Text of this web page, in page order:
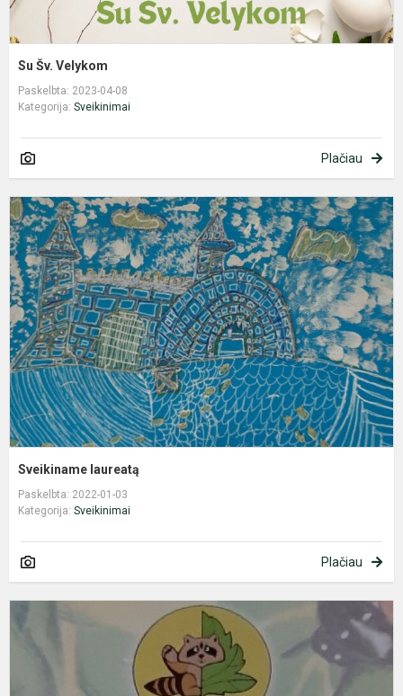
Su Šv. Velykom
Paskelbta: 2023-04-08
Kategorija: Sveikinimai
Plačiau
Sveikiname laureatą
Paskelbta: 2022-01-03
Kategorija: Sveikinimai
Plačiau